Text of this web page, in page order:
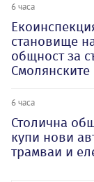
6 часа
становище
общност за
Смолянските
6 часа
Столична
купи нови
трамваи и